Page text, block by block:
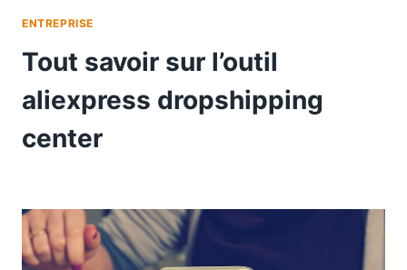
ENTREPRISE
Tout savoir sur l’outil
aliexpress dropshipping
center